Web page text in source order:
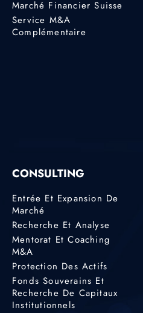
Marché Financier Suisse
Service M&A
Complémentaire
CONSULTING
Entrée Et Expansion De
Marché
Recherche Et Analyse
Mentorat Et Coaching
M&A
Protection Des Actifs
Fonds Souverains Et
Recherche De Capitaux
Institutionnels